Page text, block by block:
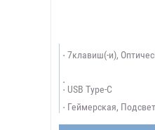
7клавиш(-и),
USB Type-C
Геймерская,